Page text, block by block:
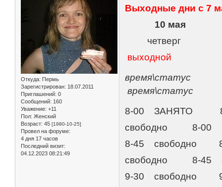
Откуда: Пермь
Зарегистрирован: 18.07.2011
Приглашений: 0
Сообщений: 160
Уважение: +11
Пол: Женский
Возраст: 45 [1980-10-25]
Провел на форуме:
4 дня 17 часов
Последний визит:
04.12.2023 08:21:49
Выходные дни с 7
10 мая
выходной
время\статус
8-00 ЗАНЯТО
свободно 8-00
8-45 свободно
свободно 8-45
9-30 свободно